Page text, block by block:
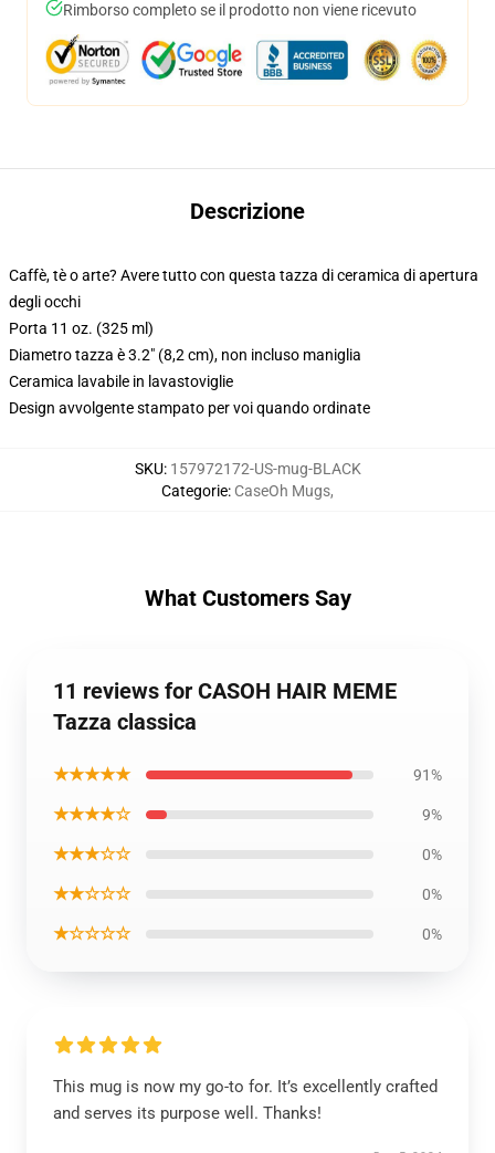
Rimborso completo se il prodotto non viene ricevuto
Descrizione
Caffè, tè o arte? Avere tutto con questa tazza di ceramica di apertura
degli occhi
Porta 11 oz. (325 ml)
Diametro tazza è 3.2" (8,2 cm), non incluso maniglia
Ceramica lavabile in lavastoviglie
Design avvolgente stampato per voi quando ordinate
SKU: 157972172-US-mug-BLACK
Categorie: CaseOh Mugs,
What Customers Say
11 reviews for CASOH HAIR MEME
Tazza classica
★★★★★ 91%
★★★★☆ 9%
★★★☆☆ 0%
★★☆☆☆ 0%
★☆☆☆☆ 0%
This mug is now my go-to for. It’s excellently crafted
and serves its purpose well. Thanks!